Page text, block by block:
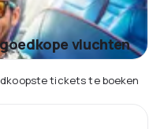
vluchten
tickets te boeken